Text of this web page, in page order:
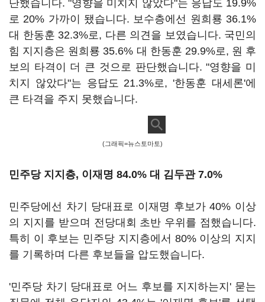
단했습니다. "영향을 미치지 않았다"는 응답도 19.9%
로 20% 가까이 됐습니다. 보수층에선 원희룡 36.1%
대 한동훈 32.3%로, 다른 의견을 보였습니다. 국민의
힘 지지층은 원희룡 35.6% 대 한동훈 29.9%로, 원 후
보의 타격이 더 큰 것으로 판단했습니다. "영향을 미
치지 않았다"는 응답도 21.3%로, '한동훈 대세론'에
큰 타격을 주지 못했습니다.
(그래픽=뉴스토마토)
민주당 지지층, 이재명 84.0% 대 김두관 7.0%
민주당에선 차기 당대표로 이재명 후보가 40% 이상
의 지지를 받으며 전당대회 초반 우위를 점했습니다.
특히 이 후보는 민주당 지지층에서 80% 이상의 지지
를 기록하며 다른 후보들을 압도했습니다.
'민주당 차기 당대표로 어느 후보를 지지하는지' 묻는